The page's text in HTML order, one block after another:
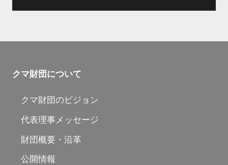
クマ財団について
クマ財団のビジョン
代表理事メッセージ
財団概要・沿革
公開情報